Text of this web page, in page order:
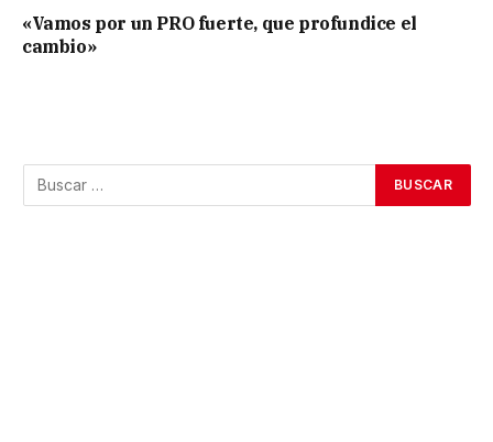
«Vamos por un PRO fuerte, que profundice el
cambio»